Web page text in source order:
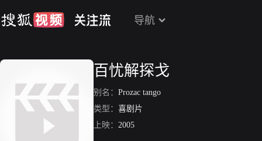
导航
百忧解探戈
别名： Prozac tango
类型： 喜剧片
上映： 2005